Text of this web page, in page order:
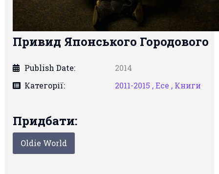
Привид Японського Городового
Publish Date:
2014
Категорії:
2011-2015 ,Есе , Книги
Придбати:
Oldie World